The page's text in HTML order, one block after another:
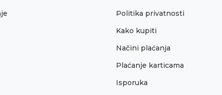
Politika privatnosti
Kako kupiti
Načini plaćanja
Plaćanje karticama
Isporuka